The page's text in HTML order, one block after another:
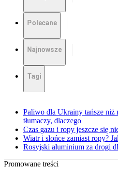
Polecane
Najnowsze
Tagi
Paliwo dla Ukrainy tańsze niż
tłumaczy, dlaczego
Czas gazu i ropy jeszcze się
Wiatr i słońce zamiast ropy?
Rosyjski aluminium za drogi
Promowane treści